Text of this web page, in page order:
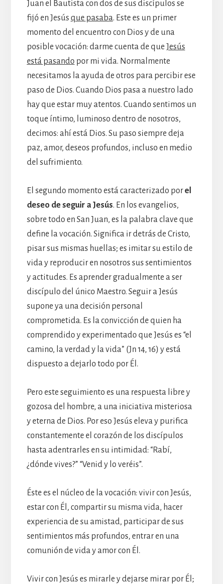
Juan el Bautista con dos de sus discípulos se
fijó en Jesús que pasaba. Este es un primer
momento del encuentro con Dios y de una
posible vocación: darme cuenta de que Jesús
está pasando por mi vida. Normalmente
necesitamos la ayuda de otros para percibir ese
paso de Dios. Cuando Dios pasa a nuestro lado
hay que estar muy atentos. Cuando sentimos un
toque íntimo, luminoso dentro de nosotros,
decimos: ahí está Dios. Su paso siempre deja
paz, amor, deseos profundos, incluso en medio
del sufrimiento.
El segundo momento está caracterizado porel
deseo de seguir a Jesús. En los evangelios,
sobre todo en San Juan, es la palabra clave que
define la vocación. Significa ir detrás de Cristo,
pisar sus mismas huellas; es imitar su estilo de
vida y reproducir en nosotros sus sentimientos
y actitudes. Es aprender gradualmente a ser
discípulo del único Maestro. Seguir a Jesús
supone ya una decisión personal
comprometida. Es la convicción de quien ha
comprendido y experimentado que Jesús es “el
camino, la verdad y la vida” (Jn 14, 16) y está
dispuesto a dejarlo todo por Él.
Pero este seguimiento es una respuesta libre y
gozosa del hombre, a una iniciativa misteriosa
y eterna de Dios. Por eso Jesús eleva y purifica
constantemente el corazón de los discípulos
hasta adentrarles en su intimidad: “Rabí,
¿dónde vives?” “Venid y lo veréis”.
Éste es el núcleo de la vocación: vivir con Jesús,
estar con Él, compartir su misma vida, hacer
experiencia de su amistad, participar de sus
sentimientos más profundos, entrar en una
comunión de vida y amor con Él.
Vivir con Jesús es mirarle y dejarse mirar por Él;